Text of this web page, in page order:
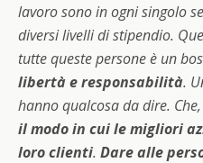
lavoro sono in ogni singolo
diversi livelli di stipendio.
tutte queste persone è un
libertà e responsabilità.
hanno qualcosa da dire.
il modo in cui le migliori
loro clienti. Dare alle